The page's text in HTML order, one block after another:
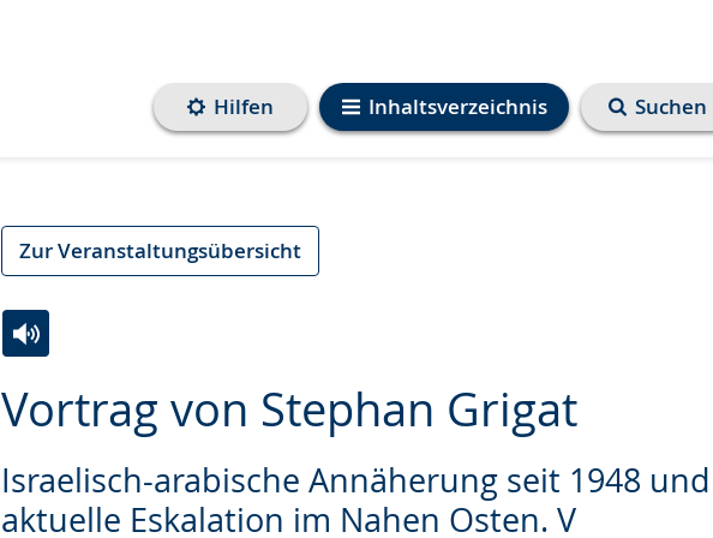
Inhaltsverzeichnis
Hilfen Suchen
Zur Veranstaltungsübersicht
Vortrag von Stephan Grigat
Israelisch-arabische Annäherung seit 1948
aktuelle Eskalation im Nahen Osten. V
Leichten
wechseln.
Audio-
Unterstützung.
Video
Deutscher
Gebärdensprache